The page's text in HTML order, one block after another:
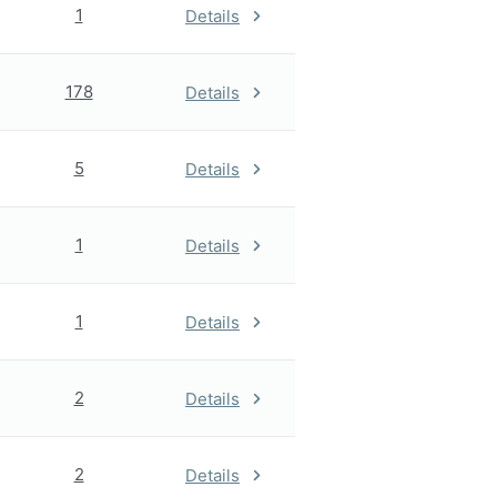
1 Details
178 Details
5 Details
1 Details
1 Details
2 Details
2 Details